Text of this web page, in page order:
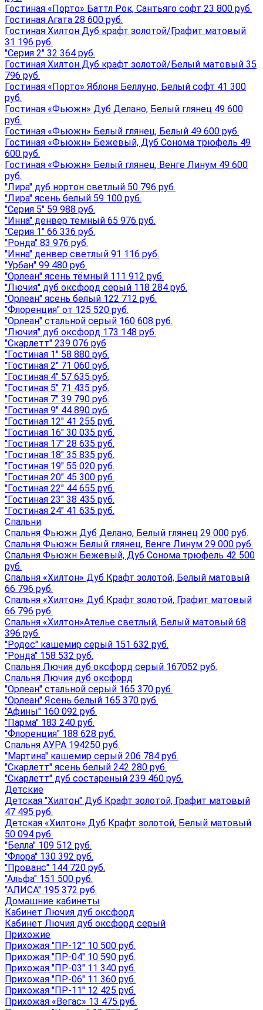
Гостиная «Порто» Баттл Рок, Сантьяго софт 23 800 руб.
Гостиная Агата 28 600 руб.
Гостиная Хилтон Дуб крафт золотой/Графит матовый
31 196 руб.
"Серия 2" 32 364 руб.
Гостиная Хилтон Дуб крафт золотой/Белый матовый 35
796 руб.
Гостиная «Порто» Яблоня Беллуно, Белый софт 41 300
руб.
Гостиная «Фьюжн» Дуб Делано, Белый глянец 49 600
руб.
Гостиная «Фьюжн» Белый глянец, Белый 49 600 руб.
Гостиная «Фьюжн» Бежевый, Дуб Сонома трюфель 49
600 руб.
Гостиная «Фьюжн» Белый глянец, Венге Линум 49 600
руб.
"Лира" дуб нортон светлый 50 796 руб.
"Лира" ясень белый 59 100 руб.
"Серия 5" 59 988 руб.
"Инна" денвер темный 65 976 руб.
"Серия 1" 66 336 руб.
"Ронда" 83 976 руб.
"Инна" денвер светлый 91 116 руб.
"Урбан" 99 480 руб.
"Орлеан" ясень тёмный 111 912 руб.
"Лючия" дуб оксфорд серый 118 284 руб.
"Орлеан" ясень белый 122 712 руб.
"Флоренция" от 125 520 руб.
"Орлеан" стальной серый 160 608 руб.
"Лючия" дуб оксфорд 173 148 руб.
"Скарлетт" 239 076 руб
"Гостиная 1" 58 880 руб.
"Гостиная 2" 71 060 руб.
"Гостиная 4" 57 635 руб.
"Гостиная 5" 71 435 руб.
"Гостиная 7" 39 790 руб.
"Гостиная 9" 44 890 руб.
"Гостиная 12" 41 255 руб.
"Гостиная 16" 30 035 руб.
"Гостиная 17" 28 635 руб.
"Гостиная 18" 35 835 руб.
"Гостиная 19" 55 020 руб.
"Гостиная 20" 45 300 руб.
"Гостиная 22" 44 655 руб.
"Гостиная 23" 38 435 руб.
"Гостиная 24" 41 635 руб.
Спальни
Спальня Фьюжн Дуб Делано, Белый глянец 29 000 руб.
Спальня Фьюжн Белый глянец, Венге Линум 29 000 руб.
Спальня Фьюжн Бежевый, Дуб Сонома трюфель 42 500
руб.
Спальня «Хилтон» Дуб Крафт золотой, Белый матовый
66 796 руб.
Спальня «Хилтон» Дуб Крафт золотой, Графит матовый
66 796 руб.
Спальня «Хилтон»Ателье светлый, Белый матовый 68
396 руб.
"Родос" кашемир серый 151 632 руб.
"Ронда" 158 532 руб.
Спальня Лючия дуб оксфорд серый 167052 руб.
Спальня Лючия дуб оксфорд
"Орлеан" стальной серый 165 370 руб.
"Орлеан" Ясень белый 165 370 руб.
"Афины" 160 092 руб.
"Парма" 183 240 руб.
"Флоренция" 188 628 руб.
Спальня АУРА 194250 руб.
"Мартина" кашемир серый 206 784 руб.
"Скарлетт" ясень белый 242 280 руб.
"Скарлетт" дуб состареный 239 460 руб.
Детские
Детская "Хилтон" Дуб Крафт золотой, Графит матовый
47 495 руб.
Детская «Хилтон» Дуб Крафт золотой, Белый матовый
50 094 руб.
"Белла" 109 512 руб.
"Флора" 130 392 руб.
"Прованс" 144 720 руб.
"Альфа" 151 500 руб.
"АЛИСА" 195 372 руб.
Домашние кабинеты
Кабинет Лючия дуб оксфорд
Кабинет Лючия дуб оксфорд серый
Прихожие
Прихожая "ПР-12" 10 500 руб.
Прихожая "ПР-04" 10 590 руб.
Прихожая "ПР-03" 11 340 руб.
Прихожая "ПР-06" 11 360 руб.
Прихожая "ПР-11" 12 425 руб.
Прихожая «Вегас» 13 475 руб.